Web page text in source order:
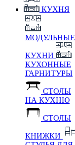
КУХНЯ
МОДУЛЬНЫЕ
КУХНИ
КУХОННЫЕ
ГАРНИТУРЫ
СТОЛЫ
НА КУХНЮ
СТОЛЫ
КНИЖКИ